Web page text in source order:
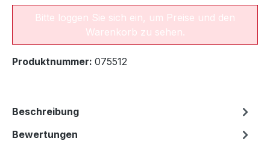
Bitte loggen Sie sich ein, um Preise und den
Warenkorb zu sehen.
Produktnummer: 075512
Beschreibung
Bewertungen